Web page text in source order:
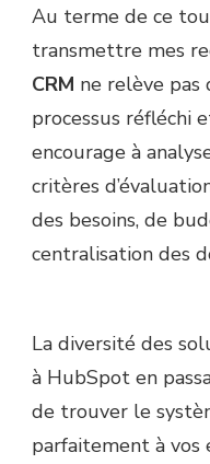
Au terme de ce
transmettre mes
CRM ne relève pas
processus réfléchi
encourage à
critères
des besoins, de
centralisation des
La diversité des
à HubSpot en
de trouver le
parfaitement à vos